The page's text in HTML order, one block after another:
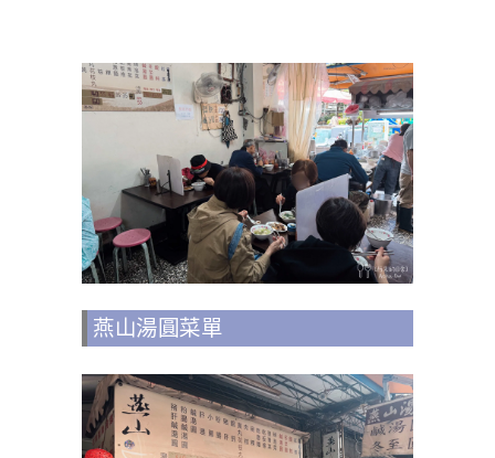
燕山湯圓菜單